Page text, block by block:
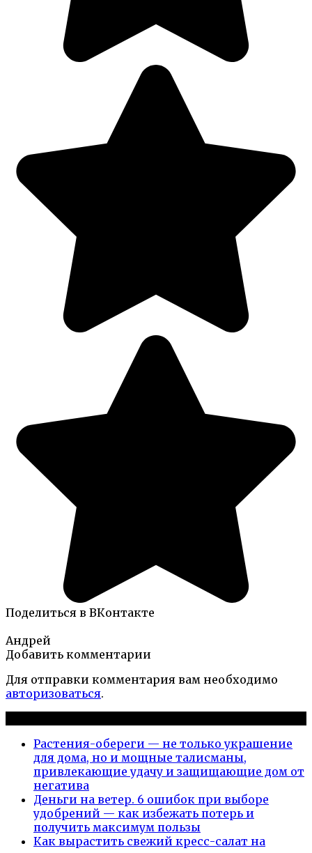
Поделиться в ВКонтакте
Андрей
Добавить комментарии
Для отправки комментария вам необходимо
авторизоваться.
Растения-обереги — не только украшение
для дома, но и мощные талисманы,
привлекающие удачу и защищающие дом от
негатива
Деньги на ветер. 6 ошибок при выборе
удобрений — как избежать потерь и
получить максимум пользы
Как вырастить свежий кресс-салат на